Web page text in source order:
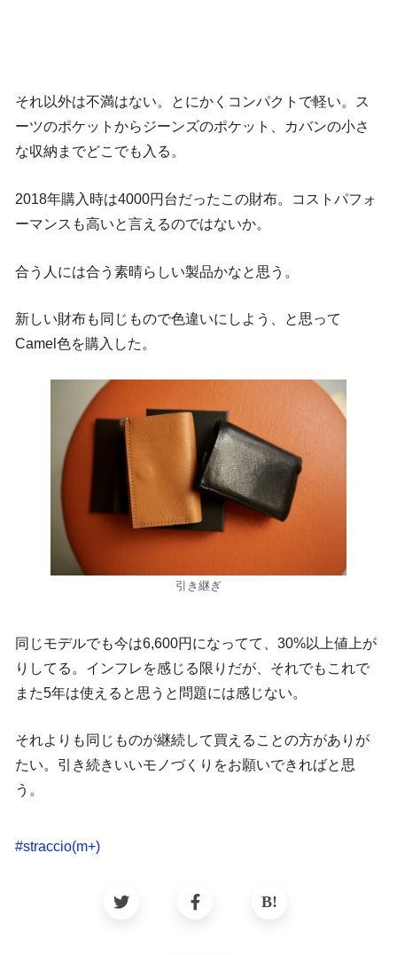
それ以外は不満はない。とにかくコンパクトで軽い。ス
ーツのポケットからジーンズのポケット、カバンの小さ
な収納までどこでも入る。
2018年購入時は4000円台だったこの財布。コストパフォ
ーマンスも高いと言えるのではないか。
合う人には合う素晴らしい製品かなと思う。
新しい財布も同じもので色違いにしよう、と思って
Camel色を購入した。
引き継ぎ
同じモデルでも今は6,600円になってて、30%以上値上が
りしてる。インフレを感じる限りだが、それでもこれで
また5年は使えると思うと問題には感じない。
それよりも同じものが継続して買えることの方がありが
たい。引き続きいいモノづくりをお願いできればと思
う。
#straccio(m+)